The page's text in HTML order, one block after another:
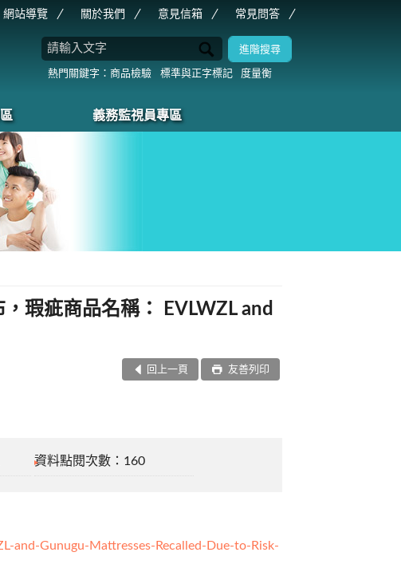
網站導覽 關於我們 意見信箱 常見問答
商品檢驗 標準與正字標記 度量衡
義務監視員專區
瑕疵商品名稱： EVLWZL and
回上一頁 友善列印
資料點閱次數：160
and-Gunugu-Mattresses-Recalled-Due-to-Risk-